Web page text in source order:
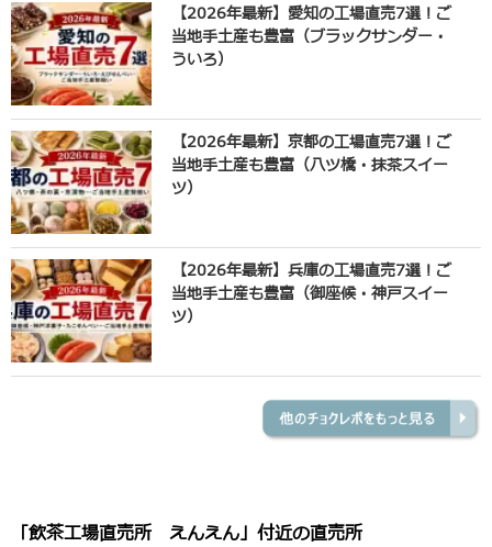
【2026年最新】愛知の工場直売7選！ご
当地手土産も豊富（ブラックサンダー・
ういろ）
【2026年最新】京都の工場直売7選！ご
当地手土産も豊富（八ツ橋・抹茶スイー
ツ）
【2026年最新】兵庫の工場直売7選！ご
当地手土産も豊富（御座候・神戸スイー
ツ）
「飲茶工場直売所 えんえん」付近の直売所